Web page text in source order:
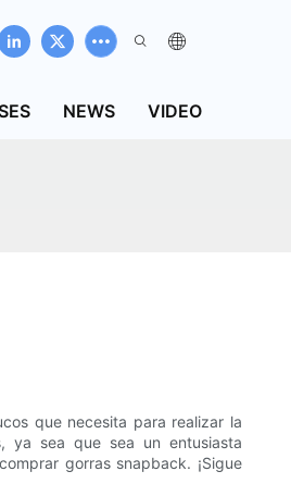
NEWS VIDEO
que necesita para realizar la
ya sea que sea un entusiasta
gorras snapback. ¡Sigue